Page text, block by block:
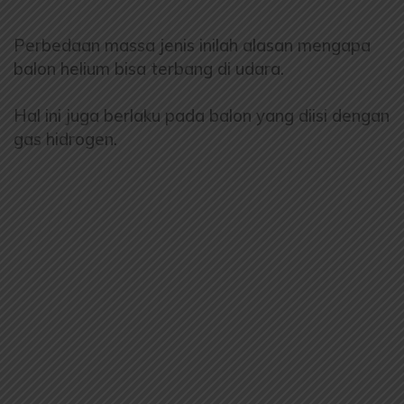
Perbedaan massa jenis inilah alasan mengapa
balon helium bisa terbang di udara.
Hal ini juga berlaku pada balon yang diisi dengan
gas hidrogen.